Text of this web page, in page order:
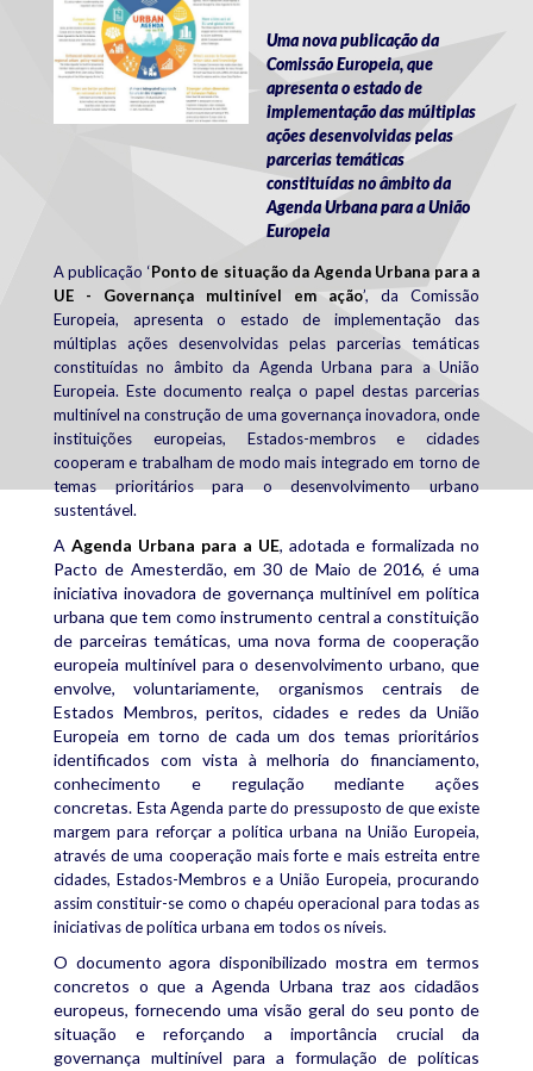
Uma nova publicação da
Comissão Europeia, que
apresenta o estado de
implementação das múltiplas
ações desenvolvidas pelas
parcerias temáticas
constituídas no âmbito da
Agenda Urbana para a União
Europeia
A publicação ‘Ponto de situação da Agenda Urbana para a
UE - Governança multinível em ação’, da Comissão
Europeia, apresenta o estado de implementação das
múltiplas ações desenvolvidas pelas parcerias temáticas
constituídas no âmbito da Agenda Urbana para a União
Europeia. Este documento realça o papel destas parcerias
multinível na construção de uma governança inovadora, onde
instituições europeias, Estados-membros e cidades
cooperam e trabalham de modo mais integrado em torno de
temas prioritários para o desenvolvimento urbano
sustentável.
A Agenda Urbana para a UE, adotada e formalizada no
Pacto de Amesterdão, em 30 de Maio de 2016, é uma
iniciativa inovadora de governança multinível em política
urbana que tem como instrumento central a constituição
de parceiras temáticas, uma nova forma de cooperação
europeia multinível para o desenvolvimento urbano, que
envolve, voluntariamente, organismos centrais de
Estados Membros, peritos, cidades e redes da União
Europeia em torno de cada um dos temas prioritários
identificados com vista à melhoria do financiamento,
conhecimento e regulação mediante ações
concretas. Esta Agenda parte do pressuposto de que existe
margem para reforçar a política urbana na União Europeia,
através de uma cooperação mais forte e mais estreita entre
cidades, Estados-Membros e a União Europeia, procurando
assim constituir-se como o chapéu operacional para todas as
iniciativas de política urbana em todos os níveis.
O documento agora disponibilizado mostra em termos
concretos o que a Agenda Urbana traz aos cidadãos
europeus, fornecendo uma visão geral do seu ponto de
situação e reforçando a importância crucial da
governança multinível para a formulação de políticas